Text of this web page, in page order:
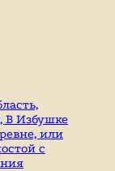
В Избушке
или
с